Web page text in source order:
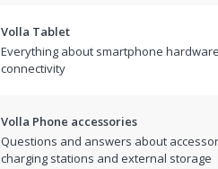
Volla Tablet
Everything about smartphone
connectivity
Volla Phone accessories
Questions and answers about
charging stations and external storage